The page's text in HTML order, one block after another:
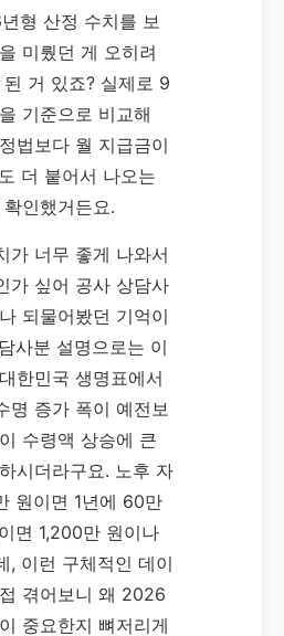
형 산정 수치를 보
미뤘던 게 오히려
거 있죠? 실제로 9
기준으로 비교해
법보다 월 지급금이
더 붙어서 나오는
인했거든요.
가 너무 좋게 나와서
가 싶어 공사 상담사
되물어봤던 기억이
사분 설명으로는 이
한민국 생명표에서
명 증가 폭이 예전보
수령액 상승에 큰
시더라구요. 노후 자
원이면 1년에 60만
면 1,200만 원이나
, 이런 구체적인 데이
겪어보니 왜 2026
중요한지 뼈저리게